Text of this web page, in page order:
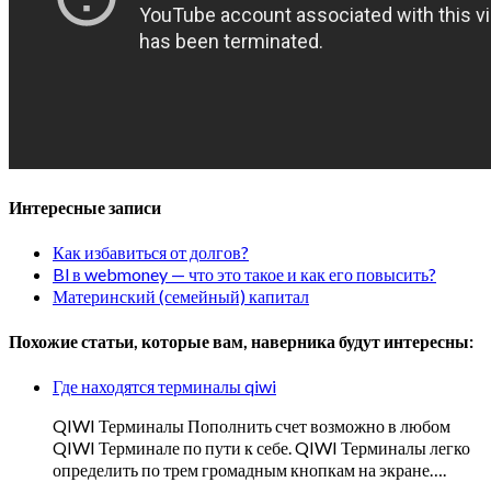
Интересные записи
Как избавиться от долгов?
Bl в webmoney — что это такое и как его повысить?
Материнский (семейный) капитал
Похожие статьи, которые вам, наверника будут интересны:
Где находятся терминалы qiwi
QIWI Терминалы Пополнить счет возможно в любом
QIWI Терминале по пути к себе. QIWI Терминалы легко
определить по трем громадным кнопкам на экране….